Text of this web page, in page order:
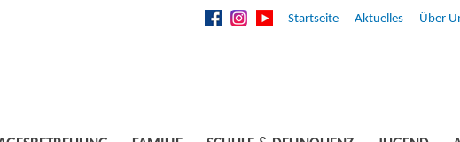
Startseite Aktuelles Über